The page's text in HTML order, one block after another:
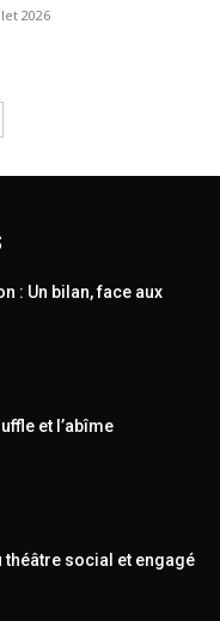
2026
: Un bilan, face aux
et l’abîme
théâtre social et engagé